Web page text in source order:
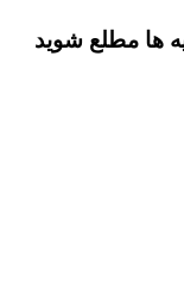
ها مطلع شوید